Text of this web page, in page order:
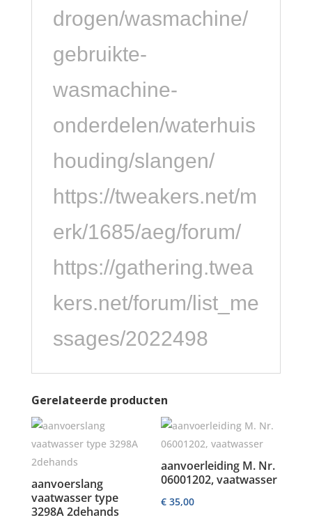
drogen/wasmachine/
gebruikte-
wasmachine-
onderdelen/waterhuis
houding/slangen/
https://tweakers.net/m
erk/1685/aeg/forum/
https://gathering.twea
kers.net/forum/list_me
ssages/2022498
Gerelateerde producten
aanvoerslang
vaatwasser type
3298A 2dehands
aanvoerleiding M. Nr.
06001202, vaatwasser
€ 35,00